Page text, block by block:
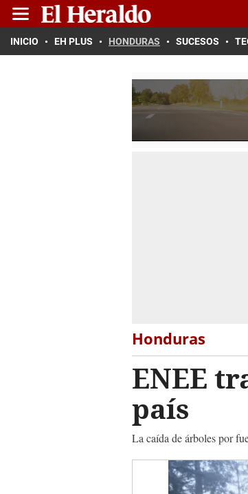
INICIO EH PLUS HONDURAS SUCESOS
Honduras
ENEE
país
La caída de árboles por